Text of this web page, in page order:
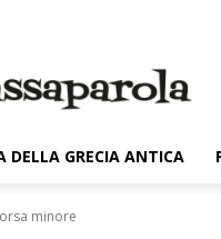
DELLA GRECIA ANTICA
minore